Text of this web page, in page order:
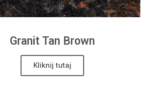
Granit Tan Brown
Kliknij tutaj